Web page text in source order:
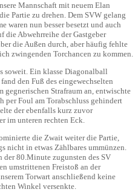
Mannschaft mit neuem Elan
Partie zu drehen. Dem SVW gelang
waren nun besser besetzt und auch
die Abwehrreihe der Gastgeber
die Außen durch, aber häufig fehlte
zwingenden Torchancen zu kommen.
soweit. Ein klasse Diagonalball
den Fuß des eingewechselten
Strafraum an, entwischte
per Foul am Torabschluss gehindert
der ebenfalls kurz zuvor
im unteren rechten Eck.
die Zwait weiter die Partie,
nicht in etwas Zählbares ummünzen.
der 80.Minute zugunsten des SV
umstrittenen Freistoß an der
Torwart anschließend keine
Winkel versenkte.